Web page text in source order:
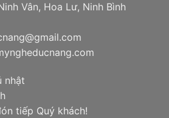
Vân, Hoa Lư, Ninh Bình
nhật
tiếp Quý khách!